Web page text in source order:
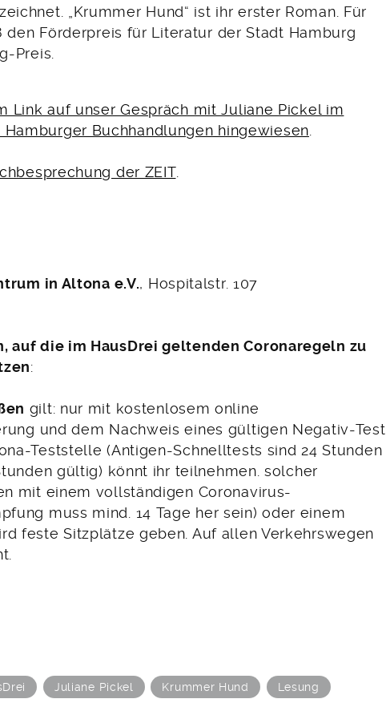
„Krummer Hund“ ist ihr erster Roman. Für
den Förderpreis für Literatur der Stadt Hamburg
Preis.
Link auf unser Gespräch mit Juliane Pickel im
Buchhandlungen hingewiesen
der ZEIT.
in Altona e.V., Hospitalstr. 107
auf die im HausDrei geltenden Coronaregeln zu
:
gilt: nur mit kostenlosem online
und dem Nachweis eines gültigen Negativ-Test
Teststelle (Antigen-Schnelltests sind 24 Stunden
gültig) könnt ihr teilnehmen. solcher
mit einem vollständigen Coronavirus-
muss mind. 14 Tage her sein) oder einem
feste Sitzplätze geben. Auf allen Verkehrswegen
Juliane Pickel Krummer Hund Lesung